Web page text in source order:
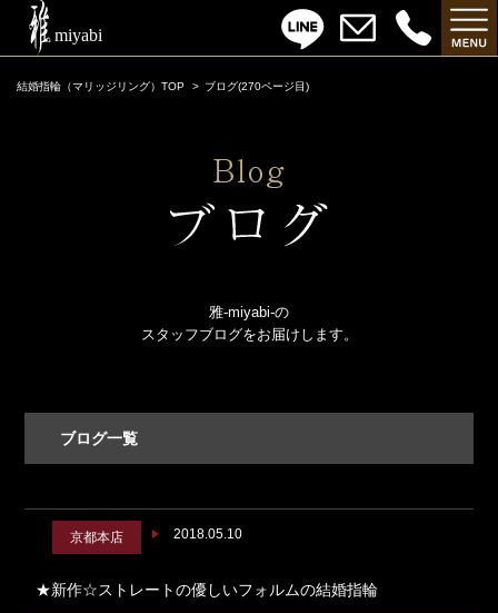
結婚指輪（マリッジリング）TOP ブログ(270ページ目)
雅-miyabi-の
スタッフブログをお届けします。
ブログ一覧
2018.05.10
京都本店
★新作☆ストレートの優しいフォルムの結婚指輪